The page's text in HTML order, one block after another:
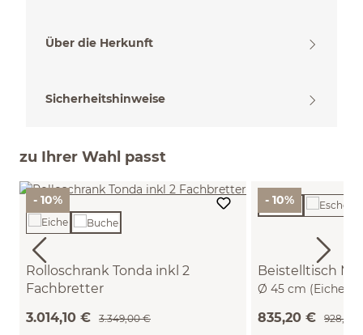
Über die Herkunft
Sicherheitshinweise
zu Ihrer Wahl passt
- 10%
Rolloschrank Tonda inkl 2
Fachbretter
3.014,10 € 3.349,00 €
- 10%
Beistelltisch
Ø 45 cm (Eiche)
835,20 € 928,00